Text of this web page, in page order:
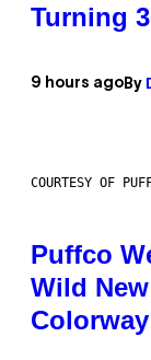
Turning
9 hours ago By
COURTESY OF
Puffco
Wild
Colorway